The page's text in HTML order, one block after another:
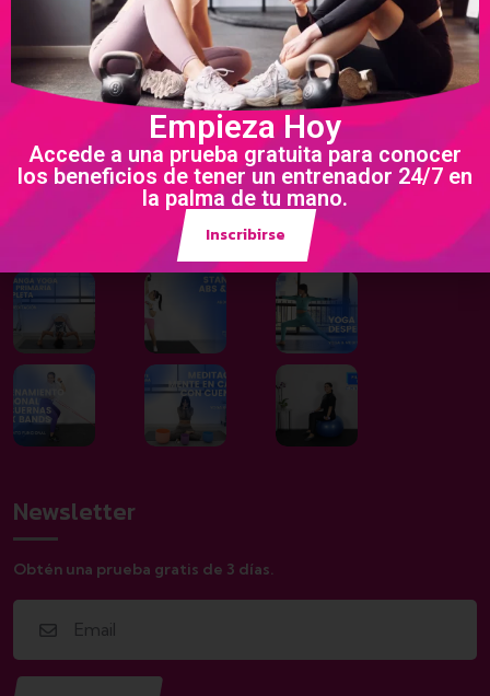
Nosotros
Programas
Política de privacidad
Términos y condiciones
Galería
Newsletter
Obtén una prueba gratis de 3 días.
Empieza Hoy
Accede a una prueba gratuita para conocer
los beneficios de tener un entrenador 24/7 en
la palma de tu mano.
Inscribirse